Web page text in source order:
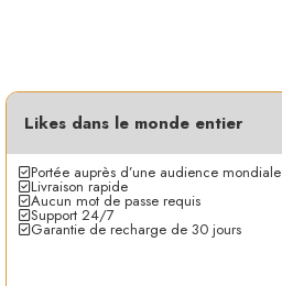
Likes dans le monde entier
Portée auprès d’une audience mondiale
Livraison rapide
Aucun mot de passe requis
Support 24/7
Garantie de recharge de 30 jours